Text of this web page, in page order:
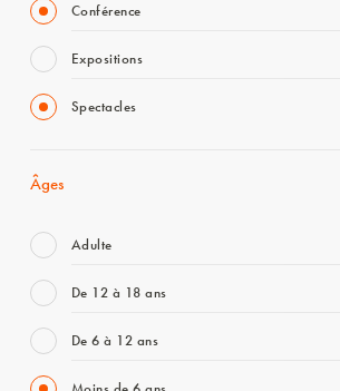
Conférence
Expositions
Spectacles
Âges
Adulte
De 12 à 18 ans
De 6 à 12 ans